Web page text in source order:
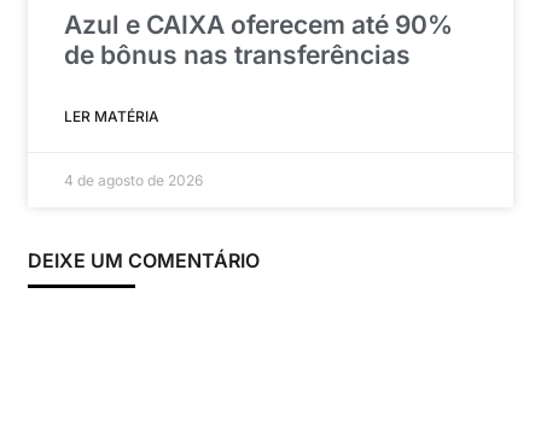
Azul e CAIXA oferecem até 90%
de bônus nas transferências
LER MATÉRIA
4 de agosto de 2026
DEIXE UM COMENTÁRIO